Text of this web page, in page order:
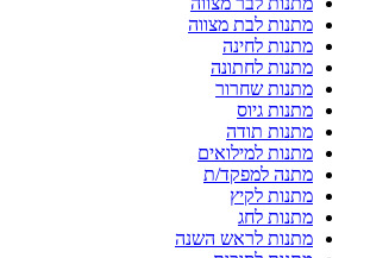
מתנות לבת מצווה
מתנות לחינה
מתנות לחתונה
מתנות שחרור
מתנות גיוס
מתנות תודה
מתנות למילואים
מתנה למפקד/ת
מתנות לקיץ
מתנות לחג
מתנות לראש השנה